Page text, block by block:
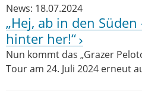
News: 18.07.2024
„Hej, ab in den
hinter her!“
Nun kommt das „Grazer
Tour am 24. Juli 2024 erneut